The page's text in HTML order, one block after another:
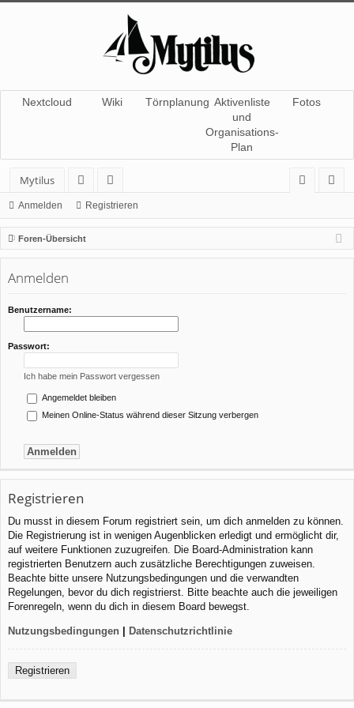
Nextcloud Wiki Törnplanung Aktivenliste
und
Organisations-
Plan
Fotos
Mytilus
or
en
itg
lie
de
m
el
ist
rie
Anmelden Registrieren
Foren-Übersicht
Anmelden
Benutzername:
Passwort:
Ich habe mein Passwort vergessen
Angemeldet bleiben
Meinen Online-Status während dieser Sitzung verbergen
Registrieren
Du musst in diesem Forum registriert sein, um dich anmelden zu können.
Die Registrierung ist in wenigen Augenblicken erledigt und ermöglicht dir,
auf weitere Funktionen zuzugreifen. Die Board-Administration kann
registrierten Benutzern auch zusätzliche Berechtigungen zuweisen.
Beachte bitte unsere Nutzungsbedingungen und die verwandten
Regelungen, bevor du dich registrierst. Bitte beachte auch die jeweiligen
Forenregeln, wenn du dich in diesem Board bewegst.
Nutzungsbedingungen | Datenschutzrichtlinie
Registrieren